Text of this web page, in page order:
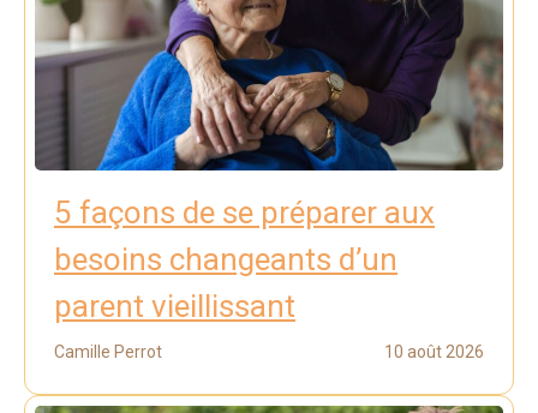
5 façons de se préparer aux
besoins changeants d’un
parent vieillissant
Camille Perrot 10 août 2026